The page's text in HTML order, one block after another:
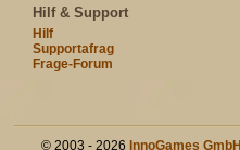
Hilf & Support
Hilf
Supportafrag
Frage-Forum
© 2003 - 2026 InnoGames GmbH